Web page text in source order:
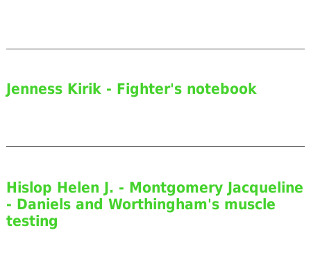
Jenness Kirik - Fighter's notebook
Hislop Helen J. - Montgomery Jacqueline
- Daniels and Worthingham's muscle
testing